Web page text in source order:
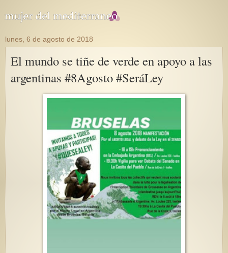
lunes, 6 de agosto de 2018
El mundo se tiñe de verde en apoyo a las
argentinas #8Agosto #SeráLey